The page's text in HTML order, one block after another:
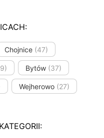
Chojnice (47)
Bytów (37)
Wejherowo (27)